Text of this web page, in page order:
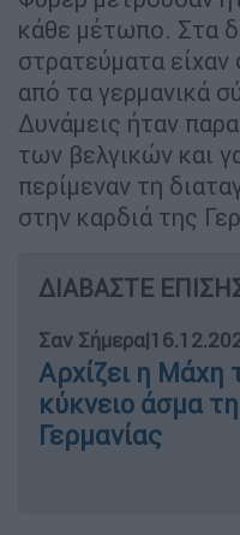
κάθε μέτωπο. Στα
στρατεύματα είχαν
από τα γερμανικά
Δυνάμεις ήταν
των βελγικών και
περίμεναν τη
στην καρδιά της
ΔΙΑΒΑΣΤΕ
Σαν Σήμερα|
Αρχίζει η Μάχη
κύκνειο άσμα
Γερμανίας